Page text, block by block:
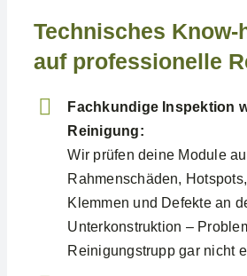
Technisches
auf professionelle
Fachkundige Inspektion
Reinigung:
Wir prüfen deine Module
Rahmenschäden,
Klemmen und Defekte an
Unterkonstruktion –
Reinigungstrupp gar nicht